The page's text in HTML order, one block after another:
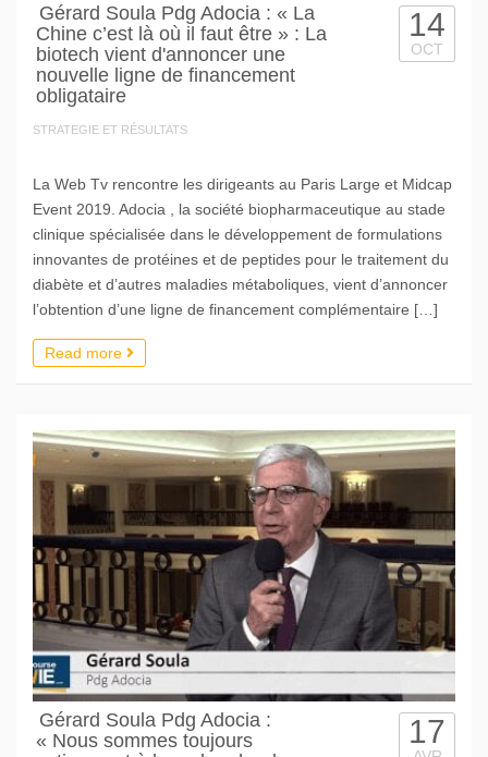
Gérard Soula Pdg Adocia : « La
Chine c’est là où il faut être » : La
biotech vient d'annoncer une
nouvelle ligne de financement
obligataire
STRATEGIE ET RÉSULTATS
14
OCT
La Web Tv rencontre les dirigeants au Paris Large et Midcap
Event 2019. Adocia , la société biopharmaceutique au stade
clinique spécialisée dans le développement de formulations
innovantes de protéines et de peptides pour le traitement du
diabète et d’autres maladies métaboliques, vient d’annoncer
l’obtention d’une ligne de financement complémentaire […]
Read more
Gérard Soula Pdg Adocia :
« Nous sommes toujours
17